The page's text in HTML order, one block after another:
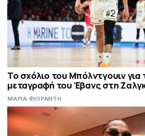
Το σχόλιο του Μπόλντγουιν για
μεταγραφή του Έβανς στη
ΜΑΡΙΑ ΦΙΟΡΑΝΤΗ